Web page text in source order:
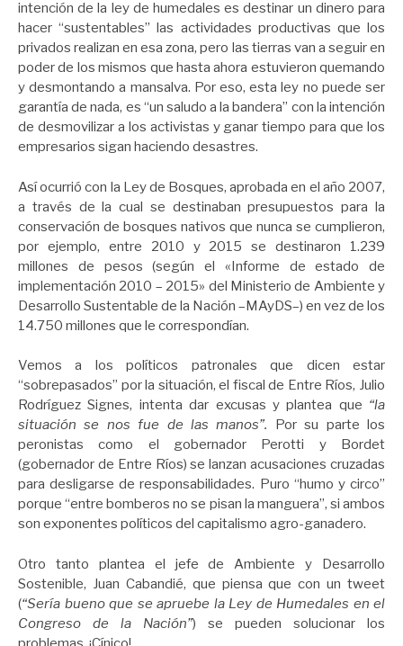
intención de la ley de humedales es destinar un dinero para
hacer “sustentables” las actividades productivas que los
privados realizan en esa zona, pero las tierras van a seguir en
poder de los mismos que hasta ahora estuvieron quemando
y desmontando a mansalva. Por eso, esta ley no puede ser
garantía de nada, es “un saludo a la bandera” con la intención
de desmovilizar a los activistas y ganar tiempo para que los
empresarios sigan haciendo desastres.
Así ocurrió con la Ley de Bosques, aprobada en el año 2007,
a través de la cual se destinaban presupuestos para la
conservación de bosques nativos que nunca se cumplieron,
por ejemplo, entre 2010 y 2015 se destinaron 1.239
millones de pesos (según el «Informe de estado de
implementación 2010 – 2015» del Ministerio de Ambiente y
Desarrollo Sustentable de la Nación –MAyDS–) en vez de los
14.750 millones que le correspondían.
Vemos a los políticos patronales que dicen estar
“sobrepasados” por la situación, el fiscal de Entre Ríos, Julio
Rodríguez Signes, intenta dar excusas y plantea que “la
situación se nos fue de las manos”. Por su parte los
peronistas como el gobernador Perotti y Bordet
(gobernador de Entre Ríos) se lanzan acusaciones cruzadas
para desligarse de responsabilidades. Puro “humo y circo”
porque “entre bomberos no se pisan la manguera”, si ambos
son exponentes políticos del capitalismo agro-ganadero.
Otro tanto plantea el jefe de Ambiente y Desarrollo
Sostenible, Juan Cabandié, que piensa que con un tweet
(“Sería bueno que se apruebe la Ley de Humedales en el
Congreso de la Nación”)
se pueden solucionar los